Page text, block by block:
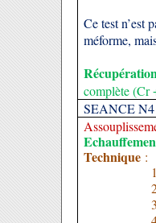
Ce test n’est
méforme,
complète (Cr
SEANCE N4
Technique :